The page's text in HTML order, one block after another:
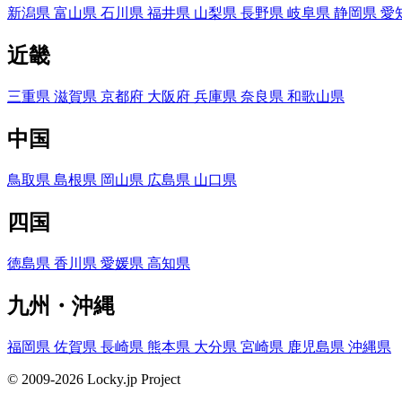
新潟県 富山県 石川県 福井県 山梨県 長野県 岐阜県 静岡県 愛
近畿
三重県 滋賀県 京都府 大阪府 兵庫県 奈良県 和歌山県
中国
鳥取県 島根県 岡山県 広島県 山口県
四国
徳島県 香川県 愛媛県 高知県
九州・沖縄
福岡県 佐賀県 長崎県 熊本県 大分県 宮崎県 鹿児島県 沖縄県
© 2009-2026 Locky.jp Project